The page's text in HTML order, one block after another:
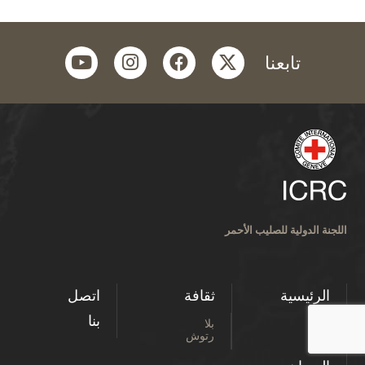
تابعنا twitter
facebook
instagram
youtube
اللجنة الدولية للصليب الأحمر
الرئيسية ثقافة
بلا
رتوش
اتصل
بنا